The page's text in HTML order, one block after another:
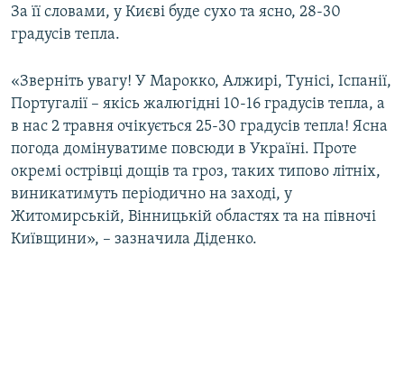
За її словами, у Києві буде сухо та ясно, 28-30
градусів тепла.
«Зверніть увагу! У Марокко, Алжирі, Тунісі, Іспанії,
Португалії – якісь жалюгідні 10-16 градусів тепла, а
в нас 2 травня очікується 25-30 градусів тепла! Ясна
погода домінуватиме повсюди в Україні. Проте
окремі острівці дощів та гроз, таких типово літніх,
виникатимуть періодично на заході, у
Житомирській, Вінницькій областях та на півночі
Київщини», – зазначила Діденко.